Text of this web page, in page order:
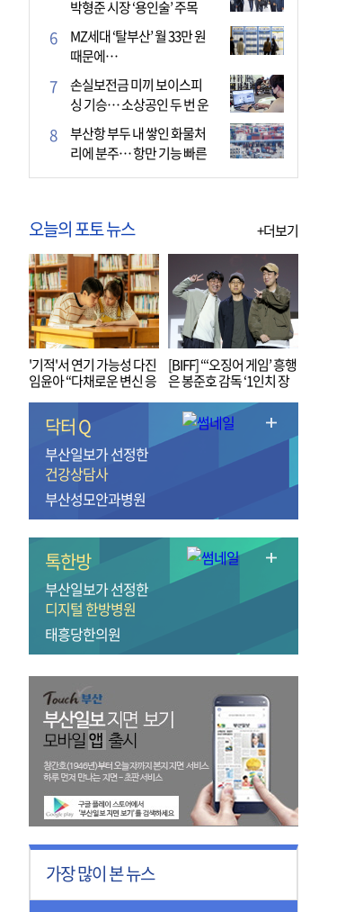
박형준 시장 ‘용인술’ 주목
MZ세대 ‘탈부산’ 월 33만 원
때문에…
손실보전금 미끼 보이스피
싱 기승… 소상공인 두 번 운
다
부산항 부두 내 쌓인 화물처
리에 분주… 항만 기능 빠른
회복세
오늘의 포토 뉴스 +더보기
'기적'서 연기 가능성 다진
임윤아 “다채로운 변신 응
[BIFF] “‘오징어 게임’ 흥행
은 봉준호 감독 ‘1인치 장
닥터 Q
부산일보가 선정한
건강상담사
부산성모안과병원
톡한방
부산일보가 선정한
디지털 한방병원
태흥당한의원
가장 많이 본 뉴스